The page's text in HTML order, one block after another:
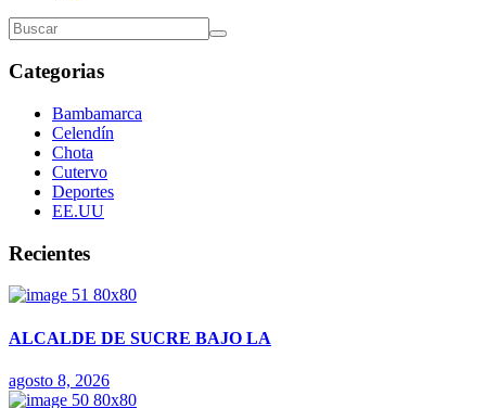
Categorias
Bambamarca
Celendín
Chota
Cutervo
Deportes
EE.UU
Recientes
ALCALDE DE SUCRE BAJO LA
agosto 8, 2026